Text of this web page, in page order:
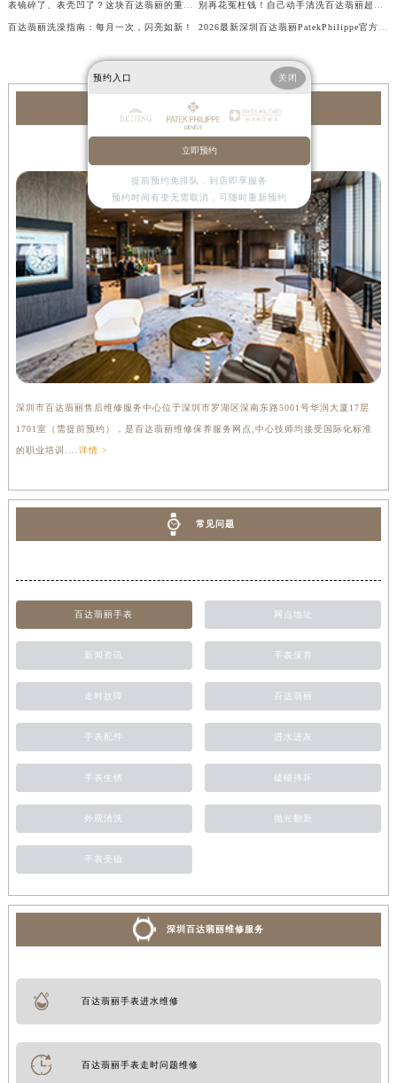
百达翡丽洗澡指南：每月一次，闪亮如新！
百达翡丽服务中心
深圳百达翡丽售后维修服务中心
深圳市百达翡丽售后维修服务中心位于深圳市罗湖区深南东路5001号华润大厦17层
1701室（需提前预约），是百达翡丽维修保养服务网点,中心技师均接受国际化标准
的职业培训.... 详情 >
常见问题
百达翡丽手表 网点地址
新闻资讯 手表保养
走时故障 百达翡丽
手表配件 进水进灰
手表生锈 磕碰摔坏
外观清洗 抛光翻新
手表受磁
深圳百达翡丽维修服务
百达翡丽手表进水维修
百达翡丽手表走时问题维修
预约入口 关闭
立即预约
提前预约免排队，到店即享服务
预约时间有变无需取消，可随时重新预约